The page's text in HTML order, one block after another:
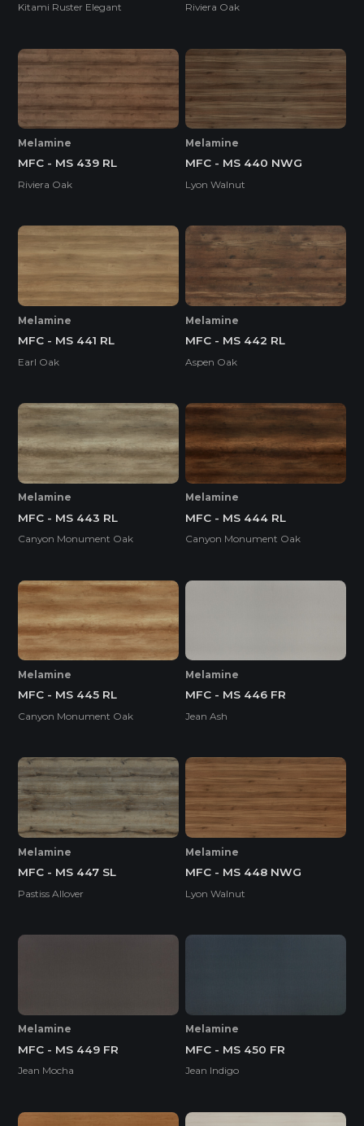
Kitami Ruster Elegant Riviera Oak
Melamine
MFC - MS 439 RL
Riviera Oak
Melamine
MFC - MS 440 NWG
Lyon Walnut
Melamine
MFC - MS 441 RL
Earl Oak
Melamine
MFC - MS 442 RL
Aspen Oak
Melamine
MFC - MS 443 RL
Canyon Monument Oak
Melamine
MFC - MS 444 RL
Canyon Monument Oak
Melamine
MFC - MS 445 RL
Canyon Monument Oak
Melamine
MFC - MS 446 FR
Jean Ash
Melamine
MFC - MS 447 SL
Pastiss Allover
Melamine
MFC - MS 448 NWG
Lyon Walnut
Melamine
MFC - MS 449 FR
Jean Mocha
Melamine
MFC - MS 450 FR
Jean Indigo